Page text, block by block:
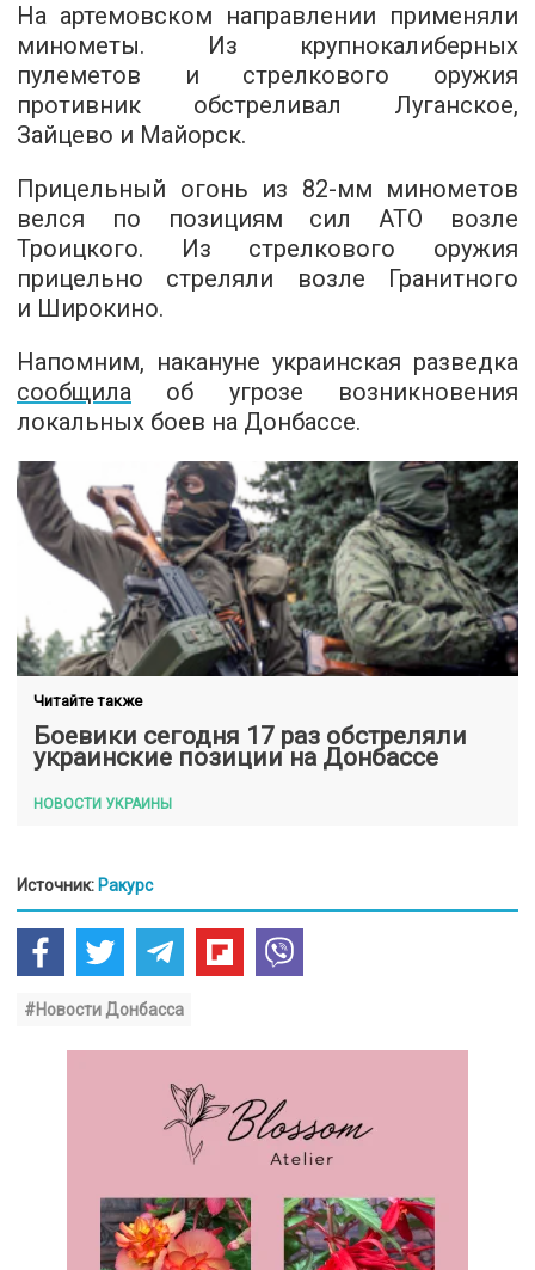
На артемовском направлении применяли
минометы. Из крупнокалиберных
пулеметов и стрелкового оружия
противник обстреливал Луганское,
Зайцево и Майорск.
Прицельный огонь из 82-мм минометов
велся по позициям сил АТО возле
Троицкого. Из стрелкового оружия
прицельно стреляли возле Гранитного
и Широкино.
Напомним, накануне украинская разведка
сообщила об угрозе возникновения
локальных боев на Донбассе.
Читайте также
Боевики сегодня 17 раз обстреляли
украинские позиции на Донбассе
НОВОСТИ УКРАИНЫ
Источник: Ракурс
#Новости Донбасса